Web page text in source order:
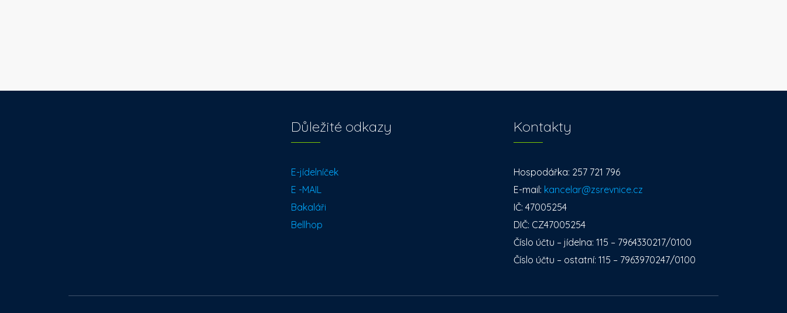
Důležité odkazy
E-jídelníček
E -MAIL
Bakaláři
Bellhop
Kontakty
Hospodářka: 257 721 796
E-mail: kancelar@zsrevnice.cz
IČ: 47005254
DIČ: CZ47005254
Číslo účtu – jídelna: 115 – 7964330217/0100
Číslo účtu – ostatní: 115 – 7963970247/0100